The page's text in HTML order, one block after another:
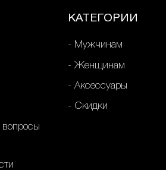
вопросы
КАТЕГОРИИ
Мужчинам
Женщинам
Аксессуары
Скидки